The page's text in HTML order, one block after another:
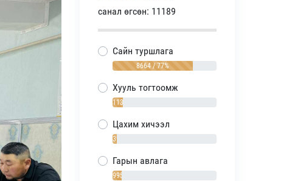
санал өгсөн: 11189
Сайн туршлага
8664 / 77%
Хууль тогтоомж
1138 / 10%
Цахим хичээл
392 / 4%
Гарын авлага
995 / 9%